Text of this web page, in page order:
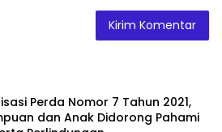
Perda Nomor 7 Tahun 2021,
dan Anak Didorong Pahami